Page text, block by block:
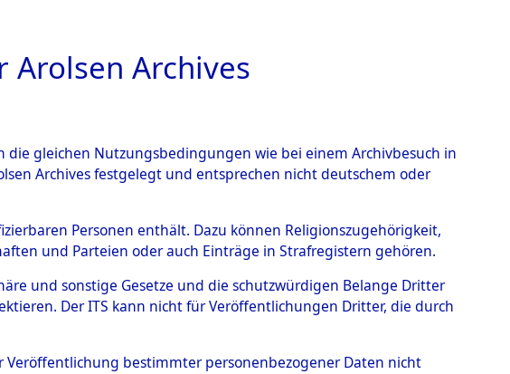
BILD
RADJONOW, ANDREJ
Archives
die gleichen Nutzungsbedingungen wie bei einem Archivbesuch in
Archives festgelegt und entsprechen nicht deutschem oder
Personen enthält. Dazu können Religionszugehörigkeit,
und Parteien oder auch Einträge in Strafregistern gehören.
und sonstige Gesetze und die schutzwürdigen Belange Dritter
Der ITS kann nicht für Veröffentlichungen Dritter, die durch
Veröffentlichung bestimmter personenbezogener Daten nicht